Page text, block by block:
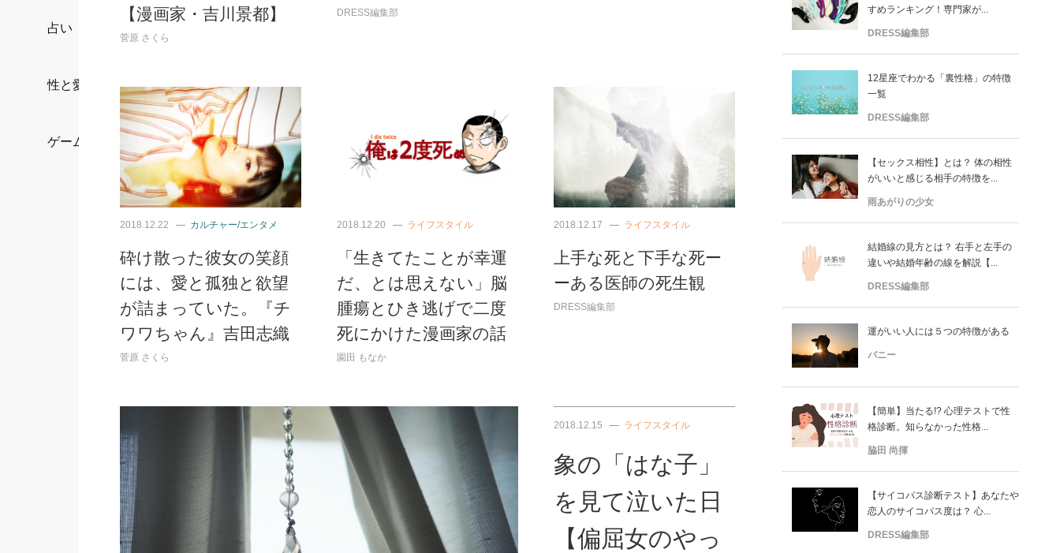
占い
性と愛
ゲーム
【漫画家・吉川景都】
菅原 さくら
DRESS編集部
2018.12.22 カルチャー/エンタメ
砕け散った彼女の笑顔
には、愛と孤独と欲望
が詰まっていた。『チ
ワワちゃん』吉田志織
菅原 さくら
2018.12.20 ライフスタイル
「生きてたことが幸運
だ、とは思えない」脳
腫瘍とひき逃げで二度
死にかけた漫画家の話
園田 もなか
2018.12.17 ライフスタイル
上手な死と下手な死ー
ーある医師の死生観
DRESS編集部
2018.12.15 ライフスタイル
象の「はな子」
を見て泣いた日
【偏屈女のやっ
すめランキング！専門家が...
DRESS編集部
12星座でわかる「裏性格」の特徴
一覧
DRESS編集部
【セックス相性】とは？ 体の相性
がいいと感じる相手の特徴を...
雨あがりの少女
結婚線の見方とは？ 右手と左手の
違いや結婚年齢の線を解説【...
DRESS編集部
運がいい人には５つの特徴がある
バニー
【簡単】当たる!? 心理テストで性
格診断。知らなかった性格...
脇田 尚揮
【サイコパス診断テスト】あなたや
恋人のサイコパス度は？ 心...
DRESS編集部